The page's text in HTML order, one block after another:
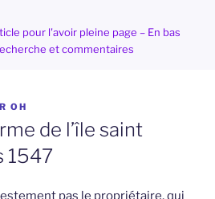
pour l'avoir pleine page – En bas
et commentaires
OH
de l’île saint
1547
pas le propriétaire, qui